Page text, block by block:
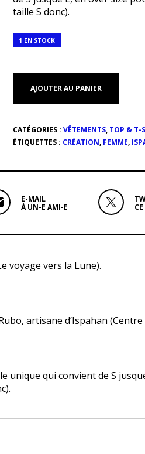
taille S donc).
1 EN STOCK
AJOUTER AU PANIER
CATÉGORIES : VÊTEMENTS, TOP & T-
ÉTIQUETTES : CRÉATION, FEMME,
E-MAIL
À UN-E AMI-E
voyage vers la Lune).
artisane d’Ispahan (Centre
unique qui convient de S